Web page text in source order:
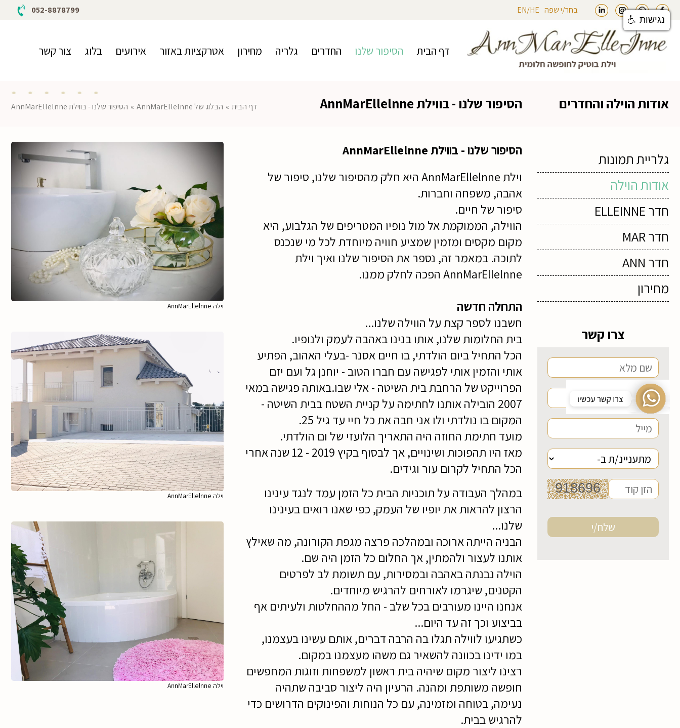
facebook
whatsapp
instegram
linkin
בחר/י שפה HE
/
EN
052-8878799
דף הבית הסיפור שלנו החדרים גלריה מחירון אטרקציות באזור אירועים בלוג צור קשר
אודות הוילה והחדרים הסיפור שלנו - בווילת AnnMarEllelnne דף הבית » הבלוג של AnnMarEllelnne » הסיפור שלנו - בווילת AnnMarEllelnne
גלריית תמונות
אודות הוילה
חדר ELLEINNE
חדר MAR
חדר ANN
מחירון
צרו קשר
הסיפור שלנו - בווילת AnnMarEllelnne
וילת AnnMarEllelnne היא חלק מהסיפור שלנו, סיפור של
אהבה, משפחה וחברות.
סיפור של חיים.
הווילה, הממוקמת אל מול נופיו המטריפים של הגלבוע, היא
מקום מקסים ומזמין שמציע חוויה מיוחדת לכל מי שנכנס
לתוכה. במאמר זה, נספר את הסיפור שלנו ואיך וילת
AnnMarEllelnne הפכה לחלק ממנו.
התחלה חדשה
חשבנו לספר קצת על הווילה שלנו...
בית החלומות שלנו, אותו בנינו באהבה לעמק ולנופיו.
הכל התחיל ביום הולדתי, בו חיים אסנר -בעלי האהוב, הפתיע
אותי והזמין אותי לפגישה עם חברו הטוב - יוחנן גל ועם יזם
הפרוייקט של הרחבת בית השיטה - אלי שבו.באותה פגישה במאי
2007 הובילה אותנו לחתימה על קניית השטח בבית השיטה -
המקום בו נולדתי ולו אני חבה את כל חיי עד גיל 25.
מועד חתימת החוזה היה התאריך הלועזי של ום הולדתי.
מאז היו תהפוכות ושינויים, אך לבסוף בקיץ 2019 - 12 שנה אחרי
הכל התחיל לקרום עור וגידים.
במהלך העבודה על תוכניות הבית כל הזמן עמד לנגד עינינו
הרצון להראות את יופיו של העמק, כפי שאנו רואים בעינינו
שלנו...
הבניה הייתה ארוכה ובמהלכה פרצה מגפת הקורונה, מה שאילץ
אותנו לעצור ולהמתין, אך החלום כל הזמן היה שם.
הוילה נבנתה באהבה ובמסירות, עם תשומת לב לפרטים
הקטנים, שיגרמו לאורחים להרגיש מיוחדים.
אנחנו היינו מעורבים בכל שלב - החל מההחלטות ולעיתים אף
בביצוע וכך זה עד היום...
כשתגיעו לווילה תגלו בה הרבה דברים, אותם עשינו בעצמנו,
במו ידינו בכוונה להשאיר גם משהו מעצמנו במקום.
רצינו ליצור מקום שיהיה בית ראשון למשפחות וזוגות המחפשים
חופשה משותפת ומהנה. הרעיון היה ליצור סביבה שתהיה
נעימה, בטוחה ומזמינה, עם כל הנוחות והפינוקים הדרושים כדי
להרגיש בבית.
הגדל תמונה
וילה AnnMarEllelnne
הגדל תמונה
וילה AnnMarEllelnne
הגדל תמונה
וילה AnnMarEllelnne
נגישות